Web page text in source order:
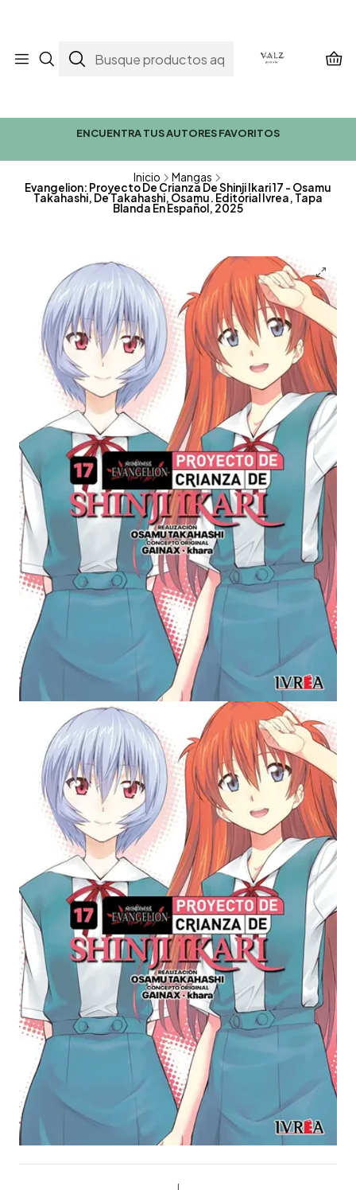
ENCUENTRA TUS AUTORES FAVORITOS
Inicio Mangas
Evangelion: Proyecto De Crianza De Shinji Ikari 17 - Osamu
Takahashi, De Takahashi, Osamu. Editorial Ivrea, Tapa
Blanda En Español, 2025